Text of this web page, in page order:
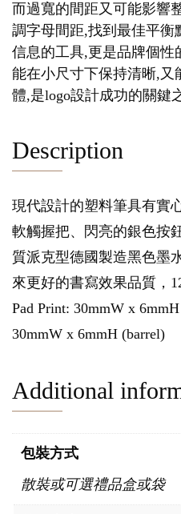
而過寬的間距又可能影響
調字母間距,找到最佳平衡
信息的工具,更是品牌個性
能在小尺寸下保持清晰,又
體,是logo設計成功的關鍵
Description
現代設計的塑料筆具有實
軟觸握把、閃亮的銀色按
質派克型德國製造黑色墨
來更好的書寫效果品質，
Pad Print: 30mmW x
30mmW x 6mmH (barrel)
Additional
包裝方式
散裝或可選禮品盒或袋